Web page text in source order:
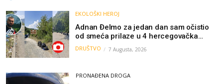
EKOLOŠKI HEROJ
Adnan Đelmo za jedan dan sam očistio
od smeća prilaze u 4 hercegovačka
grada: “Danas nisam čistio samo smeće,
čistio sam sliku o nama”
DRUŠTVO 7 Augusta, 2026
PRONAĐENA DROGA